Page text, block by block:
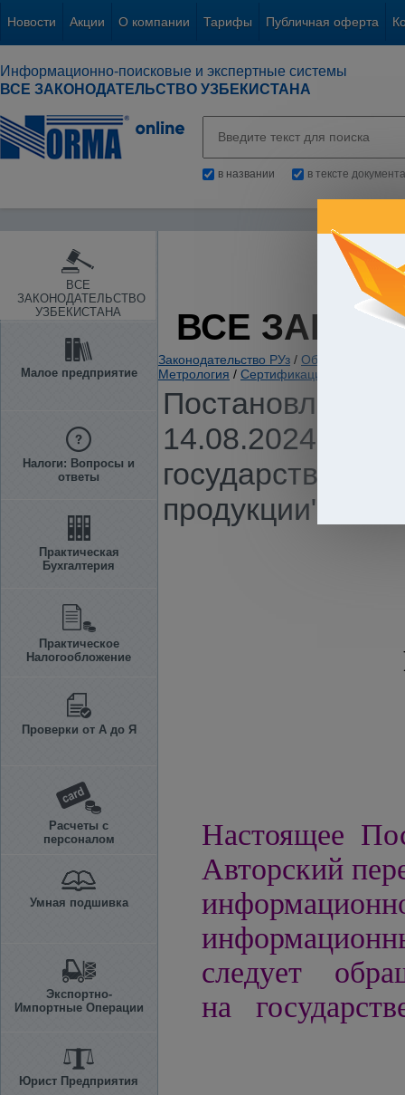
Новости Акции О компании Тарифы Публичная оферта
Информационно-поисковые и экспертные системы
ВСЕ ЗАКОНОДАТЕЛЬСТВО УЗБЕКИСТАНА
в названии в тексте документа
ВСЕ
ЗАКОНОДАТЕЛЬСТВО
УЗБЕКИСТАНА
Малое предприятие
Налоги: Вопросы и
ответы
Практическая
Бухгалтерия
Практическое
Налогообложение
Проверки от А до Я
Расчеты с
персоналом
Умная подшивка
Экспортно-
Импортные Операции
Юрист Предприятия
ВСЕ
Законодательство РУз / Общие вопросы
Метрология / Сертификация
Постановление
14.08.2024 г. N
продукции"
Настоящее
Авторский
следует
на